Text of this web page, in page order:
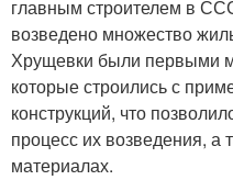
главным строителем в
возведено множество
Хрущевки были первыми
которые строились с
конструкций, что
процесс их возведения, а
материалах.